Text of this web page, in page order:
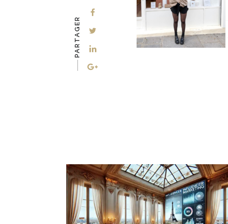
PARTAGER